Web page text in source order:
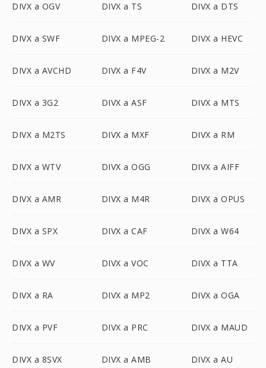
DIVX a OGV DIVX a TS DIVX a DTS
DIVX a SWF DIVX a MPEG-2 DIVX a HEVC
DIVX a AVCHD DIVX a F4V DIVX a M2V
DIVX a 3G2 DIVX a ASF DIVX a MTS
DIVX a M2TS DIVX a MXF DIVX a RM
DIVX a WTV DIVX a OGG DIVX a AIFF
DIVX a AMR DIVX a M4R DIVX a OPUS
DIVX a SPX DIVX a CAF DIVX a W64
DIVX a WV DIVX a VOC DIVX a TTA
DIVX a RA DIVX a MP2 DIVX a OGA
DIVX a PVF DIVX a PRC DIVX a MAUD
DIVX a 8SVX DIVX a AMB DIVX a AU